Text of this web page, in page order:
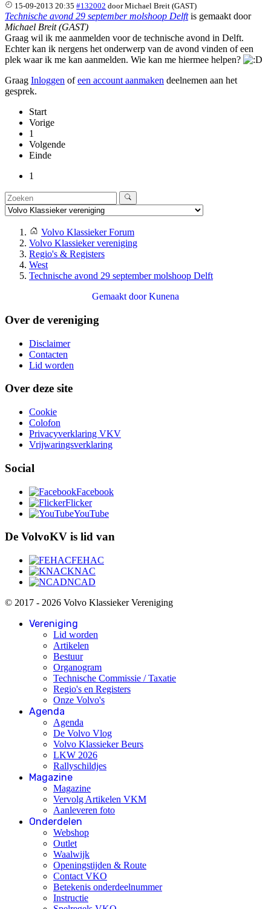
15-09-2013 20:35 #132002 doorMichael Breit (GAST)
Technische avond 29 september molshoop Delftis gemaakt door
Michael Breit (GAST)
Graag wil ik me aanmelden voor de technische avond in Delft.
Echter kan ik nergens het onderwerp van de avond vinden of een
plek waar ik me kan aanmelden. Wie kan me hiermee helpen?
Graag Inloggen ofeen account aanmaken deelnemen aan het
gesprek.
Start
Vorige
1
Volgende
Einde
1
Volvo Klassieker Forum
Volvo Klassieker vereniging
Regio's & Registers
West
Technische avond 29 september molshoop Delft
Gemaakt doorKunena
Over de vereniging
Disclaimer
Contacten
Lid worden
Over deze site
Cookie
Colofon
Privacyverklaring VKV
Vrijwaringsverklaring
Social
Facebook
Flicker
YouTube
De VolvoKV is lid van
FEHAC
KNAC
NCAD
© 2017 - 2026 Volvo Klassieker Vereniging
Vereniging
Lid worden
Artikelen
Bestuur
Organogram
Technische Commissie / Taxatie
Regio's en Registers
Onze Volvo's
Agenda
Agenda
De Volvo Vlog
Volvo Klassieker Beurs
LKW 2026
Rallyschildjes
Magazine
Magazine
Vervolg Artikelen VKM
Aanleveren foto
Onderdelen
Webshop
Outlet
Waalwijk
Openingstijden & Route
Contact VKO
Betekenis onderdeelnummer
Instructie